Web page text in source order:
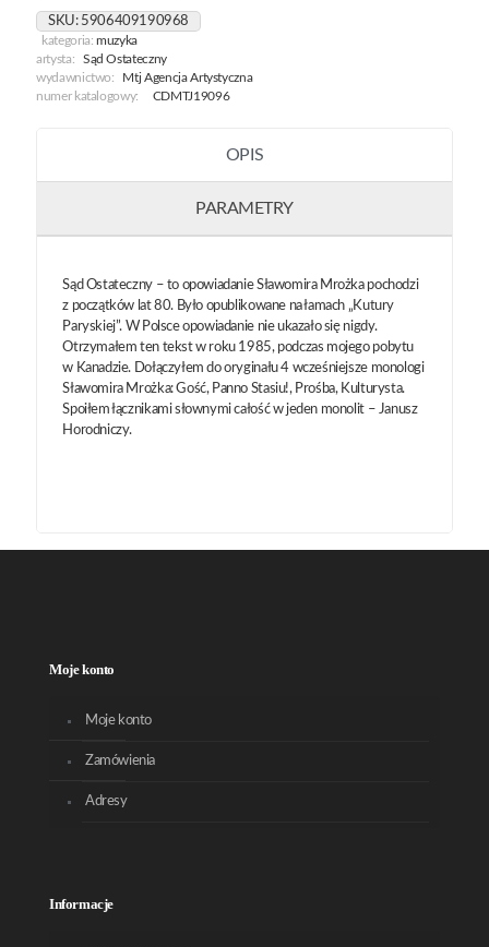
[Sławomir
Mrożek]
SKU: 5906409190968
kategoria:muzyka
artysta:
Sąd Ostateczny
wydawnictwo:
Mtj Agencja Artystyczna
numer katalogowy:
CDMTJ19096
OPIS
PARAMETRY
Sąd Ostateczny – to opowiadanie Sławomira Mrożka pochodzi
z początków lat 80. Było opublikowane na łamach „Kutury
Paryskiej”. W Polsce opowiadanie nie ukazało się nigdy.
Otrzymałem ten tekst w roku 1985, podczas mojego pobytu
w Kanadzie. Dołączyłem do oryginału 4 wcześniejsze monologi
Sławomira Mrożka: Gość, Panno Stasiu!, Prośba, Kulturysta.
Spoiłem łącznikami słownymi całość w jeden monolit – Janusz
Horodniczy.
Moje konto
Moje konto
Zamówienia
Adresy
Informacje